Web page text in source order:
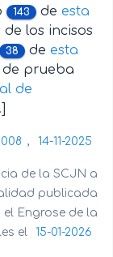
143 de esta
los incisos
38 de esta
de prueba
de
.]
, 14-11-2025
de la SCJN a
publicada
Engrose de la
el
15-01-2026